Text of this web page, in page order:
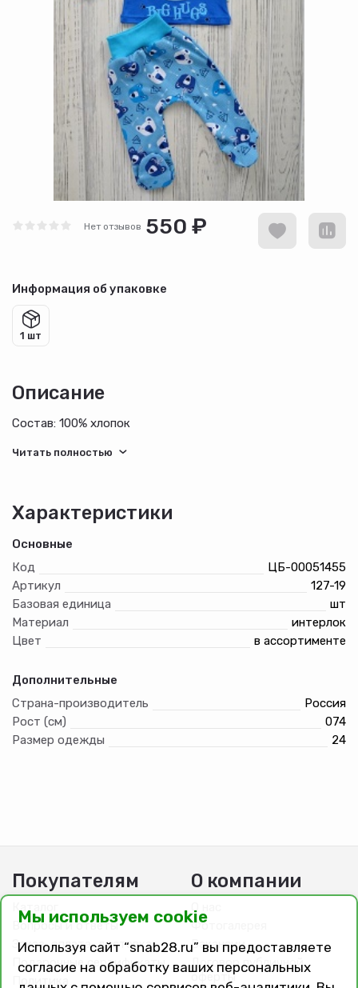
Нет отзывов 550 ₽
Информация об упаковке
1 шт
Описание
Состав: 100% хлопок
Характеристики
Основные
Код
ЦБ-00051455
Артикул
127-19
Базовая единица
шт
Материал
интерлок
Цвет
в ассортименте
Дополнительные
Страна-производитель
Россия
Рост (см)
074
Размер одежды
24
Покупателям
Каталог
Вопросы и ответы
Заказ, оплата, доставка
Подарочные сертификаты
О компании
О нас
Фотогалерея
Вакансии
Договор публичной
оферты
Мы используем cookie
Используя сайт “snab28.ru” вы предоставляете
согласие на обработку ваших персональных